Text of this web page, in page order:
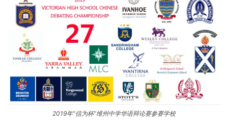
2019年“信为杯”维州中学华语辩论赛参赛学校